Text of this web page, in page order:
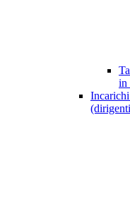
in